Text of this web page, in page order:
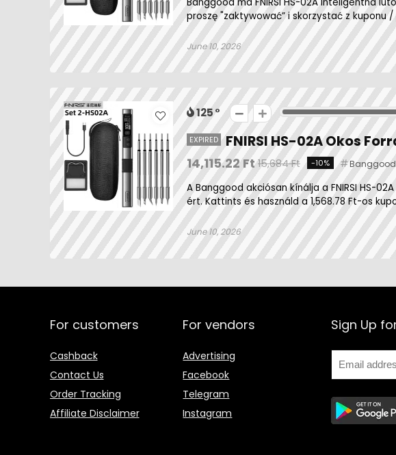
proszę "zaktywować” i skorzystać z kuponu /
June 10, 2026
125
EXPIRED FNIRSI HS-02A Okos
14,115.22 Ft 15,684 Ft -10% Banggood
A Banggood akciósan kínálja a FNIRSI HS-
ért. Kattints és használd a 1,568.78 Ft-os
June 10, 2026
For customers
Cashback
Contact Us
Order Tracking
Affiliate Disclaimer
For vendors
Advertising
Facebook
Telegram
Instagram
Sign Up